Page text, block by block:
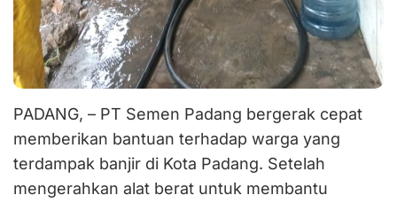
PADANG, – PT Semen Padang bergerak cepat
memberikan bantuan terhadap warga yang
terdampak banjir di Kota Padang. Setelah
mengerahkan alat berat untuk membantu